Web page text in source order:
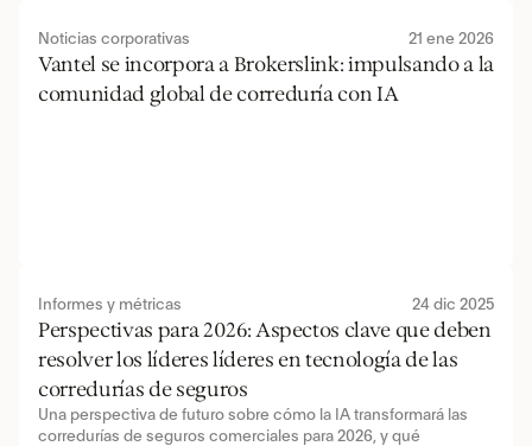
Noticias corporativas 21 ene 2026
Vantel se incorpora a Brokerslink: impulsando a la
comunidad global de correduría con IA
Informes y métricas 24 dic 2025
Perspectivas para 2026: Aspectos clave que deben
resolver los líderes líderes en tecnología de las
corredurías de seguros
Una perspectiva de futuro sobre cómo la IA transformará las
corredurías de seguros comerciales para 2026, y qué